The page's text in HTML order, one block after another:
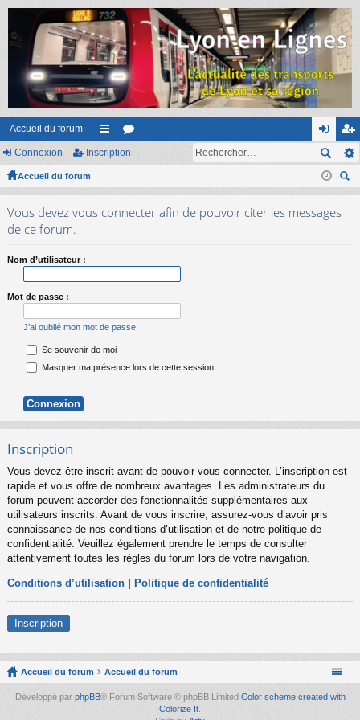
Accueil du forum
ac or on
ne
ns
cri
Connexion Inscription
Accueil du forum
ec
her
Vous devez vous connecter afin de pouvoir citer les messages
de ce forum.
Nom d’utilisateur :
Mot de passe :
J’ai oublié mon mot de passe
Se souvenir de moi
Masquer ma présence lors de cette session
Inscription
Vous devez être inscrit avant de pouvoir vous connecter. L’inscription est
rapide et vous offre de nombreux avantages. Les administrateurs du
forum peuvent accorder des fonctionnalités supplémentaires aux
utilisateurs inscrits. Avant de vous inscrire, assurez-vous d’avoir pris
connaissance de nos conditions d’utilisation et de notre politique de
confidentialité. Veuillez également prendre le temps de consulter
attentivement toutes les règles du forum lors de votre navigation.
Conditions d’utilisation Politique de confidentialité
Inscription
Accueil du forum Accueil du forum
Développé par phpBB® Forum Software © phpBB Limited Color scheme created with
Colorize It.